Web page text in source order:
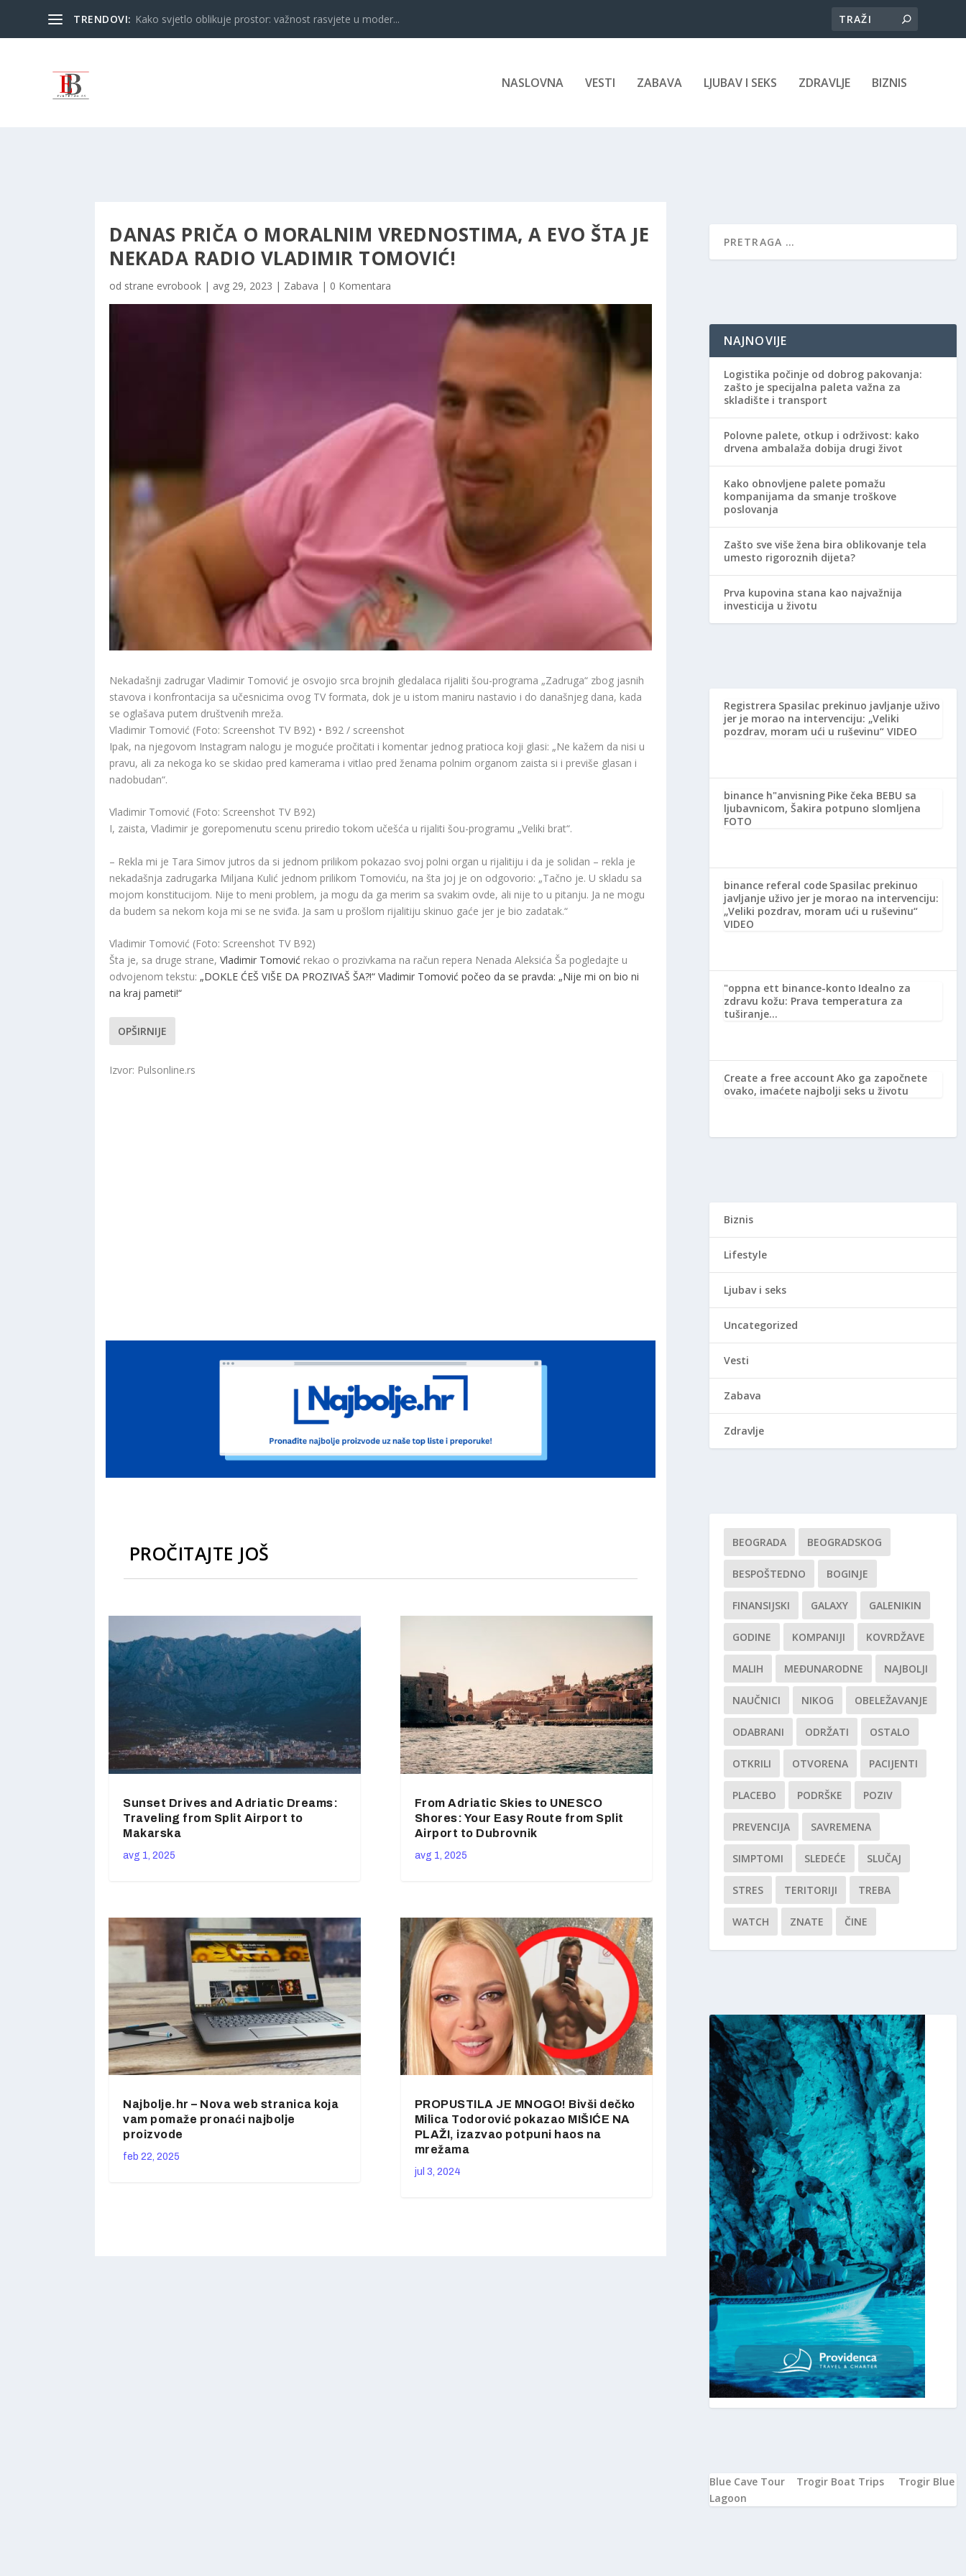
TRENDOVI: Kako svjetlo oblikuje prostor: važnost rasvjete u moder...
NASLOVNA VESTI ZABAVA LJUBAV I SEKS ZDRAVLJE BIZNIS
DANAS PRIČA O MORALNIM VREDNOSTIMA, A EVO ŠTA JE
NEKADA RADIO VLADIMIR TOMOVIĆ!
od strane evrobook | avg 29, 2023 | Zabava | 0 Komentara
Nekadašnji zadrugar Vladimir Tomović je osvojio srca brojnih gledalaca rijaliti šou-programa „Zadruga“ zbog jasnih
stavova i konfrontacija sa učesnicima ovog TV formata, dok je u istom maniru nastavio i do današnjeg dana, kada
se oglašava putem društvenih mreža.
Vladimir Tomović (Foto: Screenshot TV B92) • B92 / screenshot
Ipak, na njegovom Instagram nalogu je moguće pročitati i komentar jednog pratioca koji glasi: „Ne kažem da nisi u
pravu, ali za nekoga ko se skidao pred kamerama i vitlao pred ženama polnim organom zaista si i previše glasan i
nadobudan“.
Vladimir Tomović (Foto: Screenshot TV B92)
I, zaista, Vladimir je gorepomenutu scenu priredio tokom učešća u rijaliti šou-programu „Veliki brat“.
– Rekla mi je Tara Simov jutros da si jednom prilikom pokazao svoj polni organ u rijalitiju i da je solidan – rekla je
nekadašnja zadrugarka Miljana Kulić jednom prilikom Tomoviću, na šta joj je on odgovorio: „Tačno je. U skladu sa
mojom konstitucijom. Nije to meni problem, ja mogu da ga merim sa svakim ovde, ali nije to u pitanju. Ja ne mogu
da budem sa nekom koja mi se ne sviđa. Ja sam u prošlom rijalitiju skinuo gaće jer je bio zadatak.“
Vladimir Tomović (Foto: Screenshot TV B92)
Šta je, sa druge strane, Vladimir Tomović rekao o prozivkama na račun repera Nenada Aleksića Ša pogledajte u
odvojenom tekstu: „DOKLE ĆEŠ VIŠE DA PROZIVAŠ ŠA?!“ Vladimir Tomović počeo da se pravda: „Nije mi on bio ni
na kraj pameti!“
OPŠIRNIJE
Izvor: Pulsonline.rs
PROČITAJTE JOŠ
Sunset Drives and Adriatic Dreams:
Traveling from Split Airport to
Makarska
avg 1, 2025
Najbolje.hr – Nova web stranica koja
vam pomaže pronaći najbolje
proizvode
feb 22, 2025
From Adriatic Skies to UNESCO
Shores: Your Easy Route from Split
Airport to Dubrovnik
avg 1, 2025
PROPUSTILA JE MNOGO! Bivši dečko
Milica Todorović pokazao MIŠIĆE NA
PLAŽI, izazvao potpuni haos na
mrežama
jul 3, 2024
NAJNOVIJE
Logistika počinje od dobrog pakovanja:
zašto je specijalna paleta važna za
skladište i transport
Polovne palete, otkup i održivost: kako
drvena ambalaža dobija drugi život
Kako obnovljene palete pomažu
kompanijama da smanje troškove
poslovanja
Zašto sve više žena bira oblikovanje tela
umesto rigoroznih dijeta?
Prva kupovina stana kao najvažnija
investicija u životu
Registrera Spasilac prekinuo javljanje uživo
jer je morao na intervenciju: „Veliki
pozdrav, moram ući u ruševinu“ VIDEO
binance h"anvisning Pike čeka BEBU sa
ljubavnicom, Šakira potpuno slomljena
FOTO
binance referal code Spasilac prekinuo
javljanje uživo jer je morao na intervenciju:
„Veliki pozdrav, moram ući u ruševinu“
VIDEO
"oppna ett binance-konto Idealno za
zdravu kožu: Prava temperatura za
tuširanje…
Create a free account Ako ga započnete
ovako, imaćete najbolji seks u životu
Biznis
Lifestyle
Ljubav i seks
Uncategorized
Vesti
Zabava
Zdravlje
BEOGRADA BEOGRADSKOG
BESPOŠTEDNO BOGINJE
FINANSIJSKI GALAXY GALENIKIN
GODINE KOMPANIJI KOVRDŽAVE
MALIH MEĐUNARODNE NAJBOLJI
NAUČNICI NIKOG OBELEŽAVANJE
ODABRANI ODRŽATI OSTALO
OTKRILI OTVORENA PACIJENTI
PLACEBO PODRŠKE POZIV
PREVENCIJA SAVREMENA
SIMPTOMI SLEDEĆE SLUČAJ
STRES TERITORIJI TREBA
WATCH ZNATE ČINE
Blue Cave Tour Trogir Boat Trips
Trogir Blue
Lagoon